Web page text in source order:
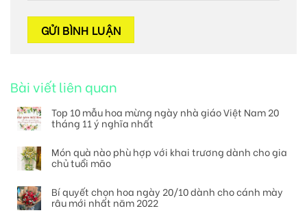
Bài viết liên quan
Top 10 mẫu hoa mừng ngày nhà giáo Việt Nam 20
tháng 11 ý nghĩa nhất
Món quà nào phù hợp với khai trương dành cho gia
chủ tuổi mão
Bí quyết chọn hoa ngày 20/10 dành cho cánh mày
râu mới nhất năm 2022